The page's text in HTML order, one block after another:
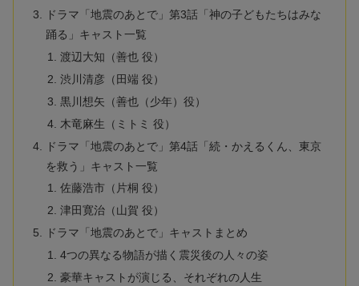
ドラマ「地震のあとで」第3話「神の子どもたちはみな
踊る」キャスト一覧
渡辺大知（善也 役）
渋川清彦（田端 役）
黒川想矢（善也（少年）役）
木竜麻生（ミトミ 役）
ドラマ「地震のあとで」第4話「続・かえるくん、東京
を救う」キャスト一覧
佐藤浩市（片桐 役）
津田寛治（山賀 役）
ドラマ「地震のあとで」キャストまとめ
4つの異なる物語が描く震災後の人々の姿
豪華キャストが演じる、それぞれの人生